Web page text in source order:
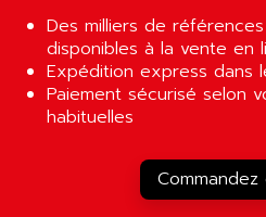
SIMATIC-S5
SIMATIC FIELD PG
LOGO!
RJ3
ARGOLUX AS
AIRCOM
AIRELEC
AIRMASTER R1
AIRMASTER R1HMI
AIRPES
AIRWELL
Des milliers de
disponibles à la vente en
Expédition express dans
Paiement sécurisé selon
habituelles